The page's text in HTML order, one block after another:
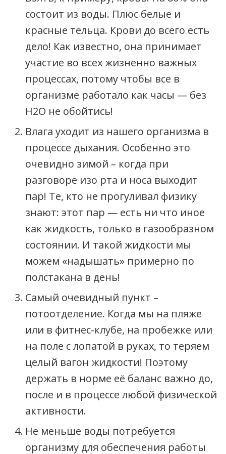
состоит из воды. Плюс белые и
красные тельца. Крови до всего есть
дело! Как известно, она принимает
участие во всех жизненно важных
процессах, потому чтобы все в
организме работало как часы — без
Н2О не обойтись!
Влага уходит из нашего организма в
процессе дыхания. Особенно это
очевидно зимой – когда при
разговоре изо рта и носа выходит
пар! Те, кто не прогуливал физику
знают: этот пар — есть ни что иное
как жидкость, только в газообразном
состоянии. И такой жидкости мы
можем «надышать» примерно по
полстакана в день!
Самый очевидный пункт –
потоотделение. Когда мы на пляже
или в фитнес-клубе, на пробежке или
на поле с лопатой в руках, то теряем
целый вагон жидкости! Поэтому
держать в норме её баланс важно до,
после и в процессе любой физической
активности.
Не меньше воды потребуется
организму для обеспечения работы